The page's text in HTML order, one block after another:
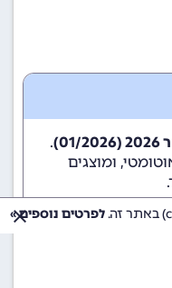
.
ומוצגים
לפרטים נוספים »